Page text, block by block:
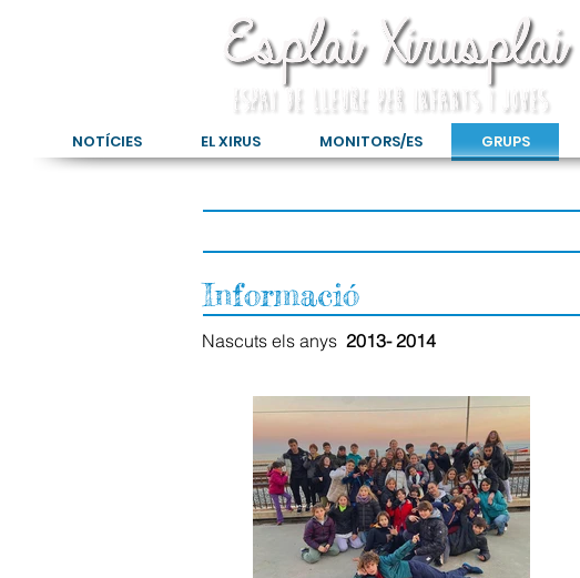
NOTÍCIES EL XIRUS MONITORS/ES GRUPS
Informació
Nascuts els anys 2013- 2014